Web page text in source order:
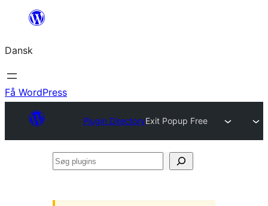
Spring
indhold
Dansk
Få WordPress
Plugin DirectoryExit Popup Free
Søg